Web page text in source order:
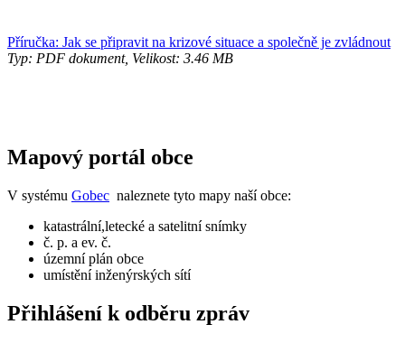
Příručka: Jak se připravit na krizové situace a společně je zvládnout
Typ: PDF dokument, Velikost: 3.46 MB
Mapový portál obce
V systému Gobec naleznete tyto mapy naší obce:
katastrální,letecké a satelitní snímky
č. p. a ev. č.
územní plán obce
umístění inženýrských sítí
Přihlášení k odběru zpráv